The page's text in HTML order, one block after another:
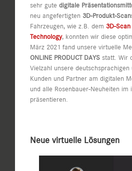
sehr gute digitale
neu angefertigten 3D-Produkt-
Fahrzeugen, wie z.B. dem 3D-
Technology, konnten wir diese
März 2021 fand unsere virtuelle
ONLINE PRODUCT DAYS statt. Wir
Vielzahl unsere
Kunden und Partner am digitalen
und alle Rosenbauer-Neuheiten im
präsentieren.
Neue virtuelle Lösungen